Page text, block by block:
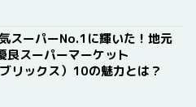
スーパーNo.1に輝いた！地元
良スーパーマーケット
リックス）10の魅力とは？